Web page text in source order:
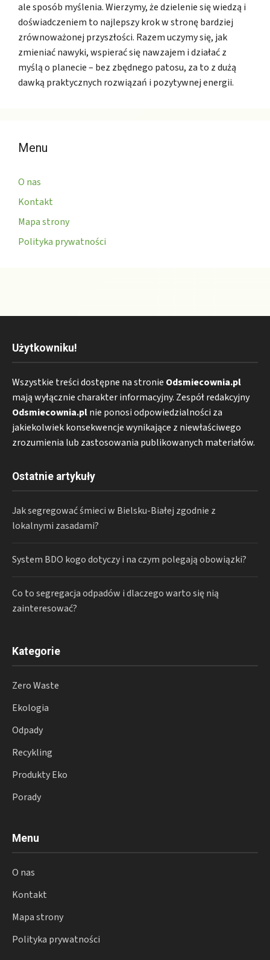
ale sposób myślenia. Wierzymy, że dzielenie się wiedzą i
doświadczeniem to najlepszy krok w stronę bardziej
zrównoważonej przyszłości. Razem uczymy się, jak
zmieniać nawyki, wspierać się nawzajem i działać z
myślą o planecie – bez zbędnego patosu, za to z dużą
dawką praktycznych rozwiązań i pozytywnej energii.
Menu
O nas
Kontakt
Mapa strony
Polityka prywatności
Użytkowniku!
Wszystkie treści dostępne na stronie Odsmiecownia.pl
mają wyłącznie charakter informacyjny. Zespół redakcyjny
Odsmiecownia.plnie ponosi odpowiedzialności za
jakiekolwiek konsekwencje wynikające z niewłaściwego
zrozumienia lub zastosowania publikowanych materiałów.
Ostatnie artykuły
Jak segregować śmieci w Bielsku-Białej zgodnie z
lokalnymi zasadami?
System BDO kogo dotyczy i na czym polegają obowiązki?
Co to segregacja odpadów i dlaczego warto się nią
zainteresować?
Kategorie
Zero Waste
Ekologia
Odpady
Recykling
Produkty Eko
Porady
Menu
O nas
Kontakt
Mapa strony
Polityka prywatności